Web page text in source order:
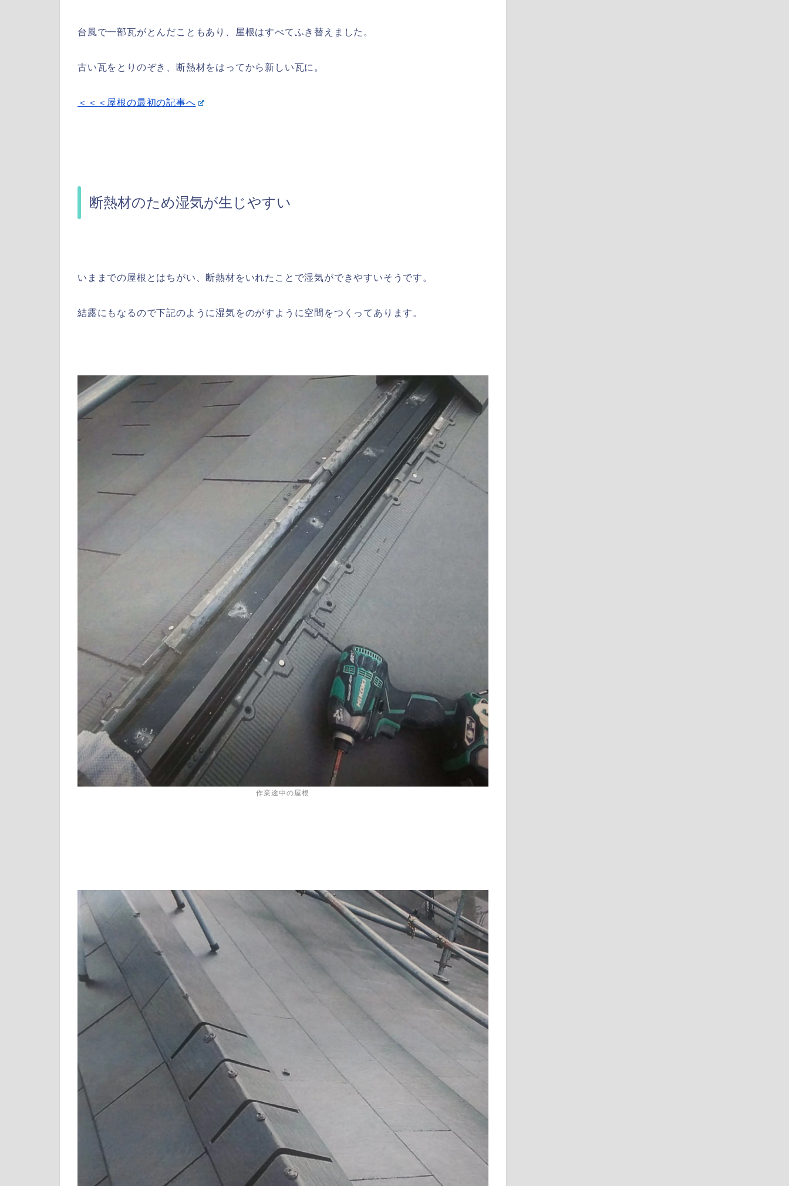
台風で一部瓦がとんだこともあり、屋根はすべてふき替えました。
古い瓦をとりのぞき、断熱材をはってから新しい瓦に。
＜＜＜屋根の最初の記事へ
断熱材のため湿気が生じやすい
いままでの屋根とはちがい、断熱材をいれたことで湿気ができやすいそうです。
結露にもなるので下記のように湿気をのがすように空間をつくってあります。
作業途中の屋根